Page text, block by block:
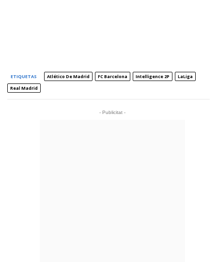
ETIQUETAS Atlético De Madrid FC Barcelona Intelligence 2P
LaLiga
Real Madrid
- Publicitat -